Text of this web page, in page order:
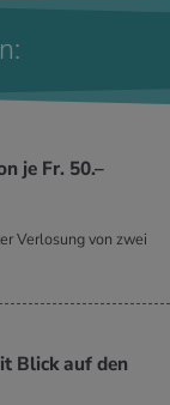
je Fr. 50.–
Verlosung von zwei
Blick auf den